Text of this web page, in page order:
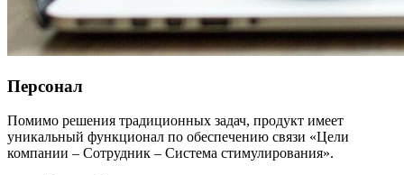
Персонал
Помимо решения традиционных задач, продукт имеет
уникальный функционал по обеспечению связи «Цели
компании – Сотрудник – Система стимулирования».